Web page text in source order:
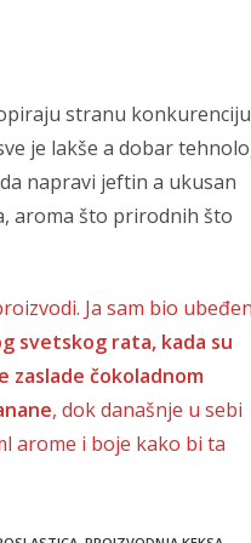
stranu
je lakše a dobar
napravi jeftin a ukusan
aroma što prirodnih što
Ja sam bio ubeđen
svetskog rata, kada su
zaslade čokoladnom
, dok današnje u sebi
arome i boje kako bi ta